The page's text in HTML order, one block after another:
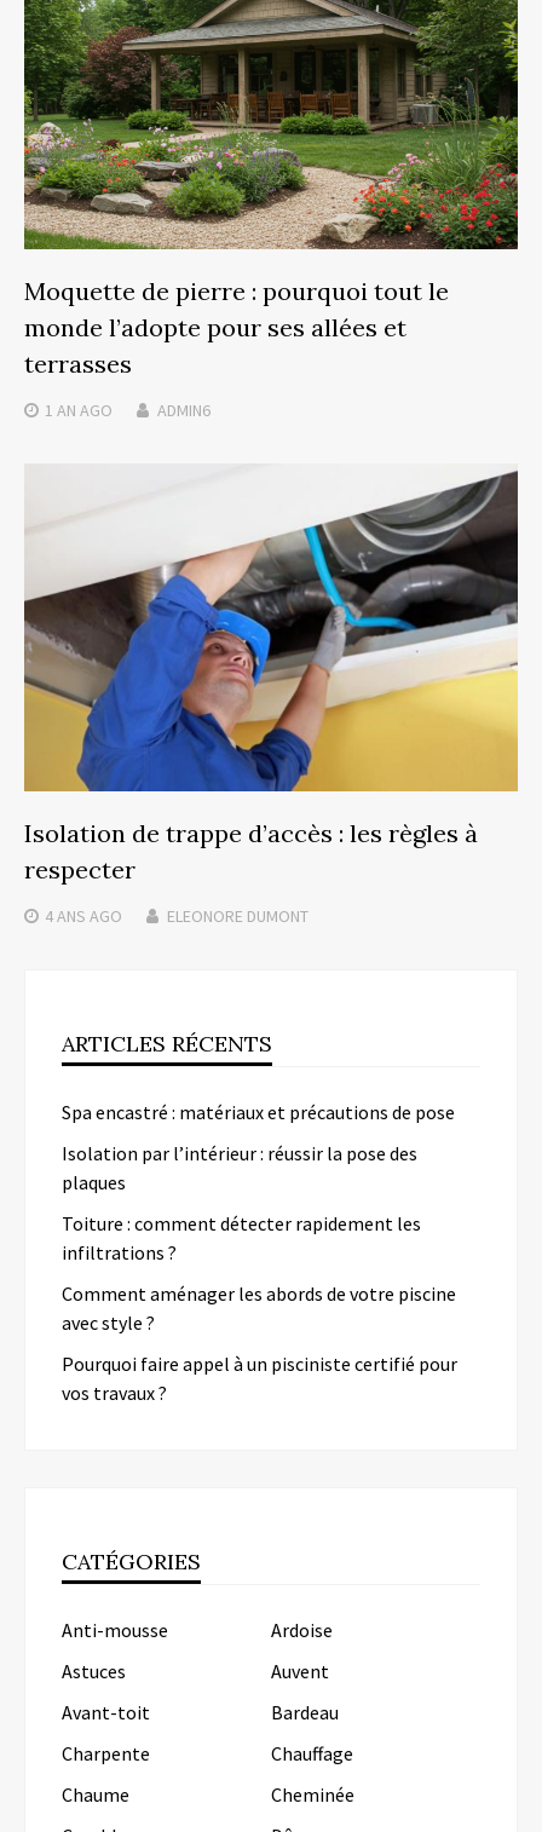
Moquette de pierre : pourquoi tout le
monde l’adopte pour ses allées et
terrasses
1 AN AGO ADMIN6
Isolation de trappe d’accès : les règles à
respecter
4 ANS AGO ELEONORE DUMONT
ARTICLES RÉCENTS
Spa encastré : matériaux et précautions de pose
Isolation par l’intérieur : réussir la pose des
plaques
Toiture : comment détecter rapidement les
infiltrations ?
Comment aménager les abords de votre piscine
avec style ?
Pourquoi faire appel à un pisciniste certifié pour
vos travaux ?
CATÉGORIES
Anti-mousse
Ardoise
Astuces
Auvent
Avant-toit
Bardeau
Charpente
Chauffage
Chaume
Cheminée